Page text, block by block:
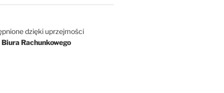
dzięki uprzejmości
Rachunkowego